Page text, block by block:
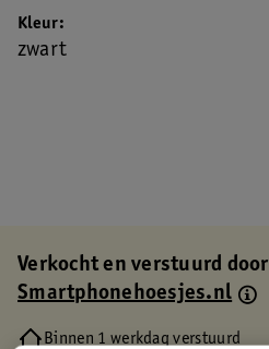
Kleur
zwart
Verkocht en verstuurd door
Smartphonehoesjes.nl
Binnen 1 werkdag verstuurd